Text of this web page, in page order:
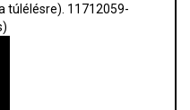
túlélésre). 11712059-